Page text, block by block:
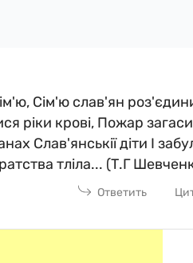
Сім'ю слав'ян
ріки крові, Пожар
Слав'янськії діти І
тліла... (Т.Г
Ответить